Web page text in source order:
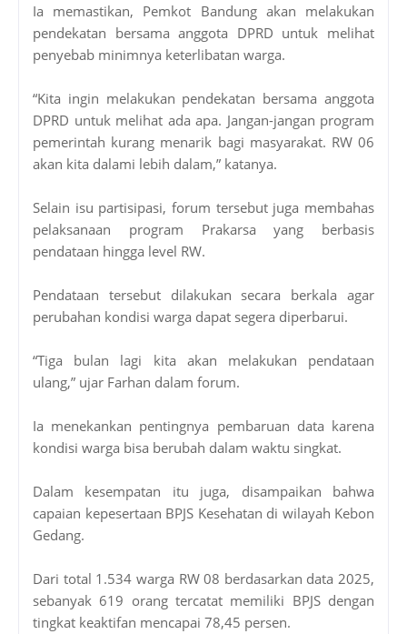
Ia memastikan, Pemkot Bandung akan melakukan
pendekatan bersama anggota DPRD untuk melihat
penyebab minimnya keterlibatan warga.
“Kita ingin melakukan pendekatan bersama anggota
DPRD untuk melihat ada apa. Jangan-jangan program
pemerintah kurang menarik bagi masyarakat. RW 06
akan kita dalami lebih dalam,” katanya.
Selain isu partisipasi, forum tersebut juga membahas
pelaksanaan program Prakarsa yang berbasis
pendataan hingga level RW.
Pendataan tersebut dilakukan secara berkala agar
perubahan kondisi warga dapat segera diperbarui.
“Tiga bulan lagi kita akan melakukan pendataan
ulang,” ujar Farhan dalam forum.
Ia menekankan pentingnya pembaruan data karena
kondisi warga bisa berubah dalam waktu singkat.
Dalam kesempatan itu juga, disampaikan bahwa
capaian kepesertaan BPJS Kesehatan di wilayah Kebon
Gedang.
Dari total 1.534 warga RW 08 berdasarkan data 2025,
sebanyak 619 orang tercatat memiliki BPJS dengan
tingkat keaktifan mencapai 78,45 persen.